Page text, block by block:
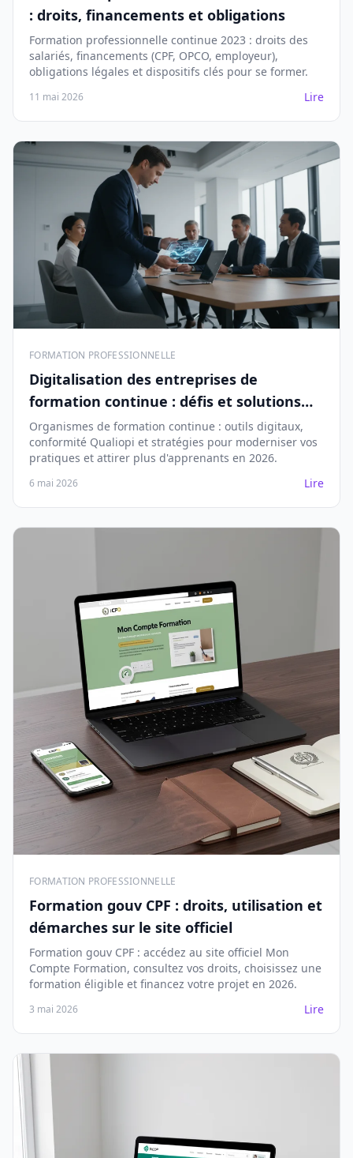
: droits, financements et obligations
Formation professionnelle continue 2023 : droits des
salariés, financements (CPF, OPCO, employeur),
obligations légales et dispositifs clés pour se former.
11 mai 2026 Lire
FORMATION PROFESSIONNELLE
Digitalisation des entreprises de
formation continue : défis et solutions
2026
Organismes de formation continue : outils digitaux,
conformité Qualiopi et stratégies pour moderniser vos
pratiques et attirer plus d'apprenants en 2026.
6 mai 2026 Lire
FORMATION PROFESSIONNELLE
Formation gouv CPF : droits, utilisation et
démarches sur le site officiel
Formation gouv CPF : accédez au site officiel Mon
Compte Formation, consultez vos droits, choisissez une
formation éligible et financez votre projet en 2026.
3 mai 2026 Lire